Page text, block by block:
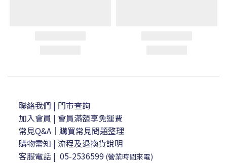
聯絡我們 | 門市查詢
加入會員 | 會員滿額享免運費
常見Q&A｜購買常見問題整理
購物需知 | 流程及退換貨說明
客服電話 | 05-2536599 (營業時間來電)